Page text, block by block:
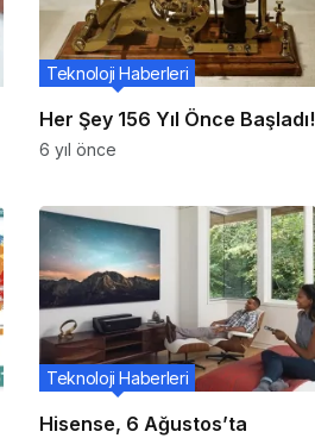
Her Şey 156 Yıl Önce Başladı!
Teknoloji Haberleri
6 yıl önce
Hisense, 6 Ağustos’ta
Teknoloji Haberleri